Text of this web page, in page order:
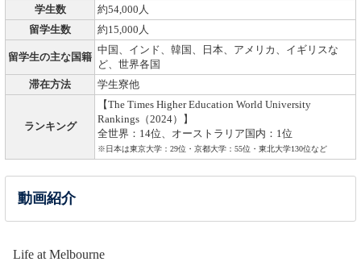
学生数
約54,000人
留学生数
約15,000人
留学生の主な国籍
中国、インド、韓国、日本、アメリカ、イギリスな
ど、世界各国
滞在方法
学生寮他
ランキング
【The Times Higher Education World University
Rankings（2024）】
全世界：14位、オーストラリア国内：1位
※日本は東京大学：29位・京都大学：55位・東北大学130位など
動画紹介
Life at Melbourne